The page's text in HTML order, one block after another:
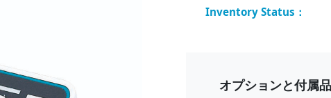
オプションと付属品